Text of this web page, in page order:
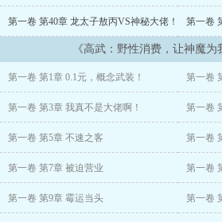
“这app……竟然是真的？！”
无论多么廉价的商品，都会按照其最夸张
当他用香水引发全小区混乱逃脱房东，
用脑回路药丸吓跑高利贷，
系统提示出现了：
【恭喜解锁：概念武装·丐版！】
【恭喜解锁：法则基石·边角料！】
第一卷 第40章 龙太子敖丙VS神秘大佬！ 第一卷
《高武：野性消费，让神魔为
第一卷 第1章 0.1元，概念武装！ 第一卷
第一卷 第3章 我真不是大佬啊！ 第一卷
第一卷 第5章 不速之客 第一卷
第一卷 第7章 被迫营业 第一卷
第一卷 第9章 霉运当头 第一卷